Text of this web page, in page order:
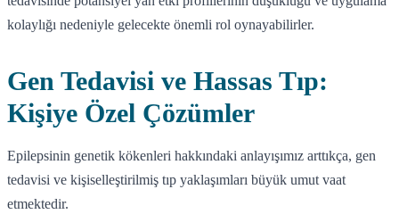
kolaylığı nedeniyle gelecekte önemli rol oynayabilirler.
Gen Tedavisi ve Hassas Tıp:
Kişiye Özel Çözümler
Epilepsinin genetik kökenleri hakkındaki anlayışımız arttıkça, gen
tedavisi ve kişiselleştirilmiş tıp yaklaşımları büyük umut vaat
etmektedir.